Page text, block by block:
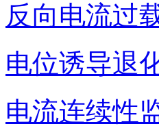
反向电流过
电位诱导退
电流连续性